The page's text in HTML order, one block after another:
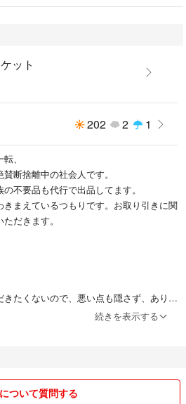
す。親子で一緒に遊ぶのにもぴったり！
緒に楽しめるのがこの積み木の魅力。シン
関係なく自由な発想で遊べます。おじいち
族みんなで遊べるのもポイント！
表面にはお子さまにも安心な無害塗料を採
ット
202 2 1
、
断捨離中の社会人です。
不要品も代行で出品してます。
まえているつもりです。お取り引きに関
だきます。
きたくないので、悪い点も隠さず、ありの
態は厳しく見て記載します。
く、値下げ申請機能にてお願いします。
。
続きを表示する
ついて質問する